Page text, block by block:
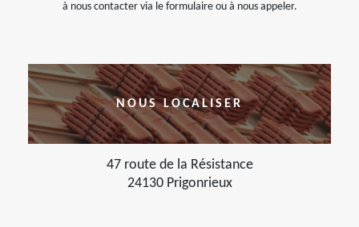
à nous contacter via le formulaire ou à nous appeler.
NOUS LOCALISER
47 route de la Résistance
24130 Prigonrieux